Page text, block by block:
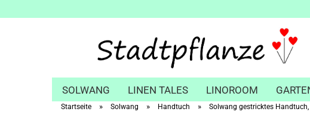
SOLWANG LINEN TALES LINOROOM
Startseite » Solwang » Handtuch » Solwang gestricktes